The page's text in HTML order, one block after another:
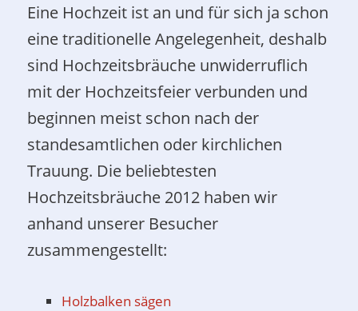
Eine Hochzeit ist an und für sich ja schon
eine traditionelle Angelegenheit, deshalb
sind Hochzeitsbräuche unwiderruflich
mit der Hochzeitsfeier verbunden und
beginnen meist schon nach der
standesamtlichen oder kirchlichen
Trauung. Die beliebtesten
Hochzeitsbräuche 2012 haben wir
anhand unserer Besucher
zusammengestellt:
Holzbalken sägen